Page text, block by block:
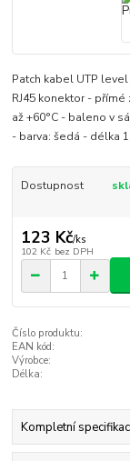
Patch kabel UTP
RJ45 konektor -
až +60°C - baleno v
- barva: šedá - délka
Dostupnost
123 Kč/ks
102 Kč bez DPH
Číslo produktu:
EAN kód:
Výrobce:
Délka:
Kompletní